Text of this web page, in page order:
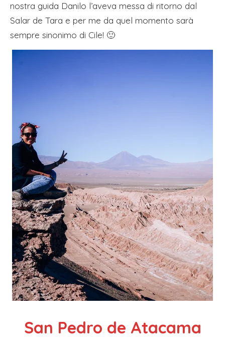
nostra guida Danilo l’aveva messa di ritorno dal
Salar de Tara e per me da quel momento sarà
sempre sinonimo di Cile! 🙂
San Pedro de Atacama